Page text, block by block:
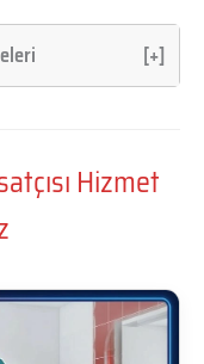
[+]
Hizmet